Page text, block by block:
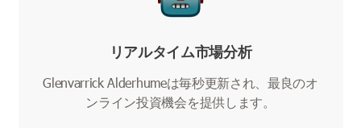
リアルタイム市場分析
Glenvarrick Alderhumeは毎秒更新され、最良のオ
ンライン投資機会を提供します。